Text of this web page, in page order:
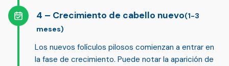
Crecimiento de cabello nuevo(1-3
meses)
Los nuevos folículos pilosos comienzan a entrar en
la fase de crecimiento. Puede notar la aparición de